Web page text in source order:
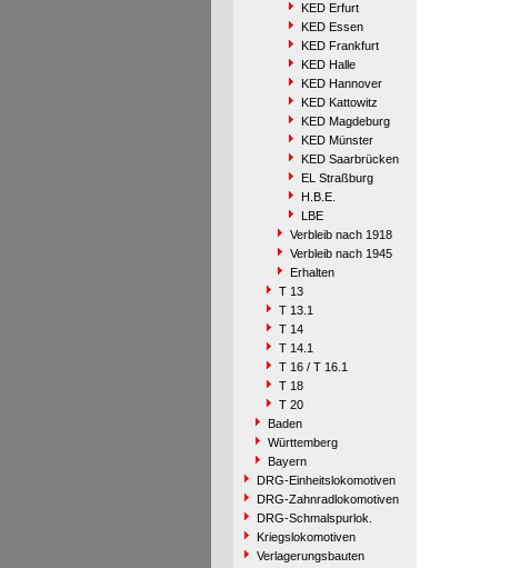
KED Erfurt
KED Essen
KED Frankfurt
KED Halle
KED Hannover
KED Kattowitz
KED Magdeburg
KED Münster
KED Saarbrücken
EL Straßburg
H.B.E.
LBE
Verbleib nach 1918
Verbleib nach 1945
Erhalten
T 13
T 13.1
T 14
T 14.1
T 16 / T 16.1
T 18
T 20
Baden
Württemberg
Bayern
DRG-Einheitslokomotiven
DRG-Zahnradlokomotiven
DRG-Schmalspurlok.
Kriegslokomotiven
Verlagerungsbauten